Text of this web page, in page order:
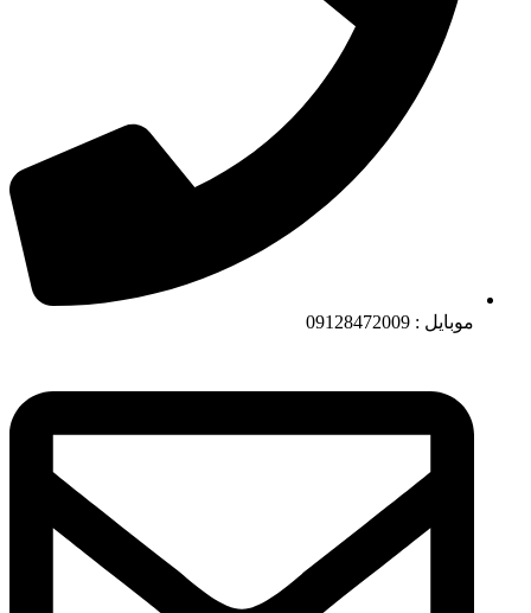
موبایل : 09128472009